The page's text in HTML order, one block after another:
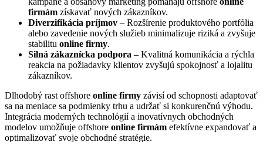
firmám získavať nových zákazníkov.
Diverzifikácia príjmov – Rozšírenie produktového portfólia
alebo zavedenie nových služieb minimalizuje riziká a zvyšuje
stabilitu online firmy.
Silná zákaznícka podpora – Kvalitná komunikácia a rýchla
reakcia na požiadavky klientov zvyšujú spokojnosť a lojalitu
zákazníkov.
Dlhodobý rast offshore online firmy závisí od schopnosti adaptovať
sa na meniace sa podmienky trhu a udržať si konkurenčnú výhodu.
Integrácia moderných technológií a inovatívnych obchodných
modelov umožňuje offshore online firmám efektívne expandovať a
optimalizovať svoje obchodné stratégie.